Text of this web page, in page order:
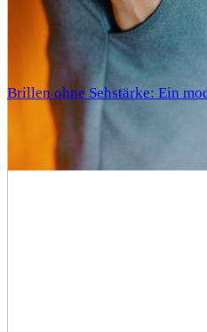
Brillen ohne Sehstärke: Ein